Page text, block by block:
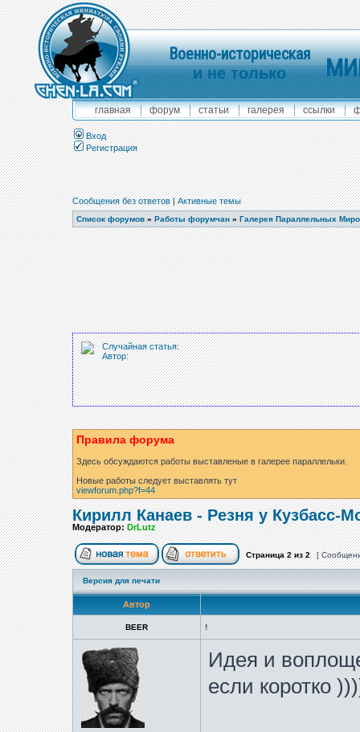
Военно-историческая
и не только
главная форум статьи галерея ссылки
Вход
Регистрация
Сообщения без ответов|Активные темы
Список форумов » Работы форумчан » Галерея Параллельных
Случайная статья:
Автор:
Правила форума
Здесь обсуждаются работы выставленые в галерее параллельки.
Новые работы следует выставлять тут
viewforum.php?f=44
Кирилл Канаев - Резня у Кузбасс-
Модератор:DrLutz
Страница2из2 [
Версия для печати
Автор
BEER !
Идея и
если коротко